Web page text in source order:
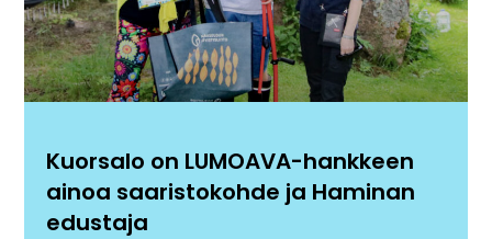
Kuorsalo on LUMOAVA-hankkeen
ainoa saaristokohde ja Haminan
edustaja